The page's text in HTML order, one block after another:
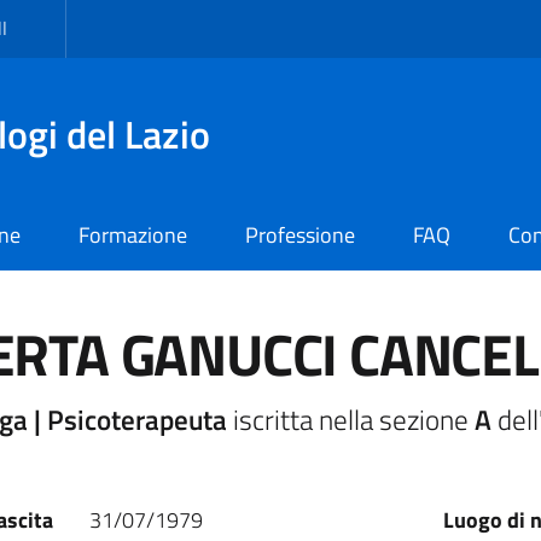
del Lazio
Formazione Professione FAQ
GANUCCI
| Psicoterapeuta iscritta nella sezioneA
31/07/1979 Luogo di